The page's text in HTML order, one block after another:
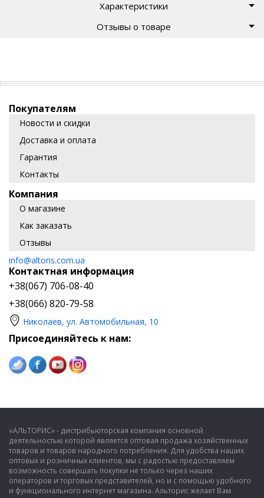
Характеристики
Отзывы о товаре
Покупателям
Новости и скидки
Доставка и оплата
Гарантия
Контакты
Компания
О магазине
Как заказать
Отзывы
info@altoris.com.ua
Контактная информация
+38(067) 706-08-40
+38(066) 820-79-58
Николаев, ул. Автомобильная, 10
Присоединяйтесь к нам:
«АЛЬТОРИС» - дистрибьюторская компания основной
деятельностью которой является оптовая продажа хозяйственных
товаров и товаров народного потребления. Для удобства наших
оптовых и розничных клиентов, мы с радостью предоставляем
возможность совершать покупки не только через наших
операторов и торговых представителей, но и с помощью удобного
и функционального интернет магазина. Альторис желает Вам